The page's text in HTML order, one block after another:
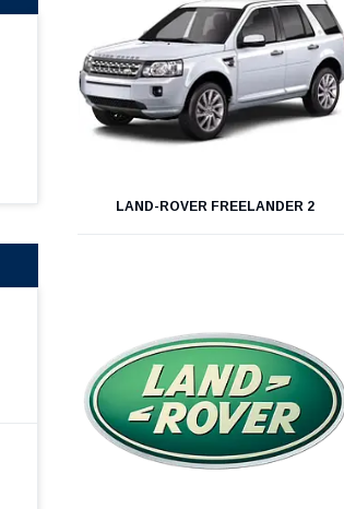
LAND-ROVER FREELANDER 2